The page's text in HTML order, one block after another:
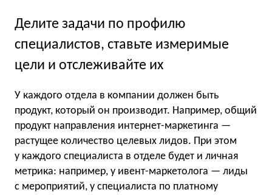
Делите задачи по профилю
специалистов, ставьте измеримые
цели и отслеживайте их
У каждого отдела в компании должен быть
продукт, который он производит. Например, общий
продукт направления интернет-маркетинга —
растущее количество целевых лидов. При этом
у каждого специалиста в отделе будет и личная
метрика: например, у ивент-маркетолога — лиды
с мероприятий, у специалиста по платному